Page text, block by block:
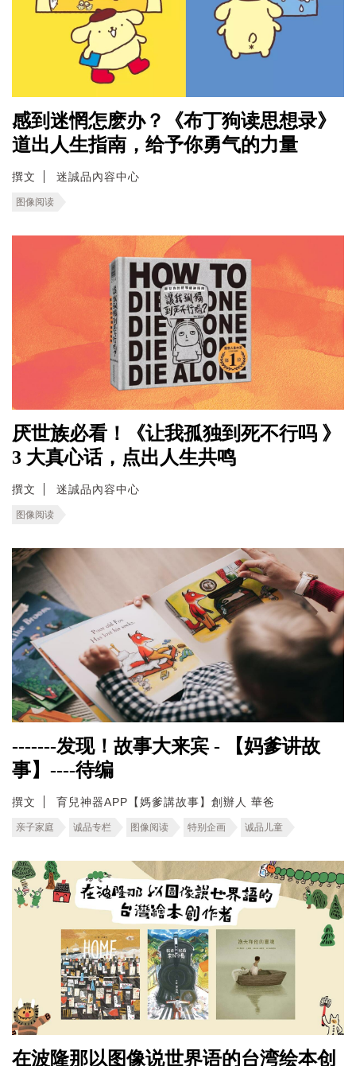
感到迷惘怎麽办？《布丁狗读思想录》
道出人生指南，给予你勇气的力量
撰文 迷誠品內容中心
图像阅读
厌世族必看！《让我孤独到死不行吗 》
3 大真心话，点出人生共鸣
撰文 迷誠品內容中心
图像阅读
-------发现！故事大来宾 - 【妈爹讲故
事】----待编
撰文 育兒神器APP【媽爹講故事】創辦人 華爸
亲子家庭 诚品专栏 图像阅读 特别企画 诚品儿童
在波隆那以图像说世界语的台湾绘本创